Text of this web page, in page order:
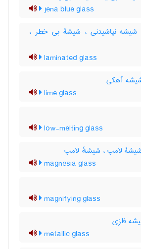
jena blue glass
شیشه نپاشیدنی ، شیشۀ بی خطر ،
laminated glass
آهکی
lime glass
low-melting glass
لامپ ، شیشهٔ لامپ
magnesia glass
magnifying glass
فلزی
metallic glass